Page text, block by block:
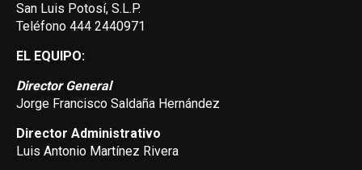
San Luis Potosí, S.L.P.
Teléfono 444 2440971
EL EQUIPO:
Director General
Jorge Francisco Saldaña Hernández
Director Administrativo
Luis Antonio Martínez Rivera